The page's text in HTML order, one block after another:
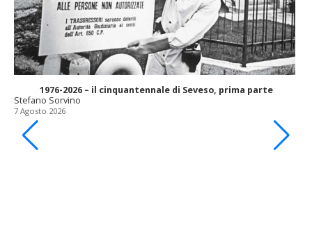
1976-2026 – il cinquantennale di Seveso, prima parte
Stefano Sorvino
7 Agosto 2026